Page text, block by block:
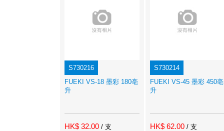
S730216
FUEKI VS-18 墨彩 180亳
升
HK$ 32.00 / 支
S730214
FUEKI VS-45 墨彩 450亳
升
HK$ 62.00 / 支